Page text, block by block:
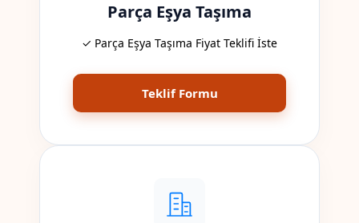
Parça Eşya Taşıma
✓ Parça Eşya Taşıma Fiyat Teklifi İste
Teklif Formu